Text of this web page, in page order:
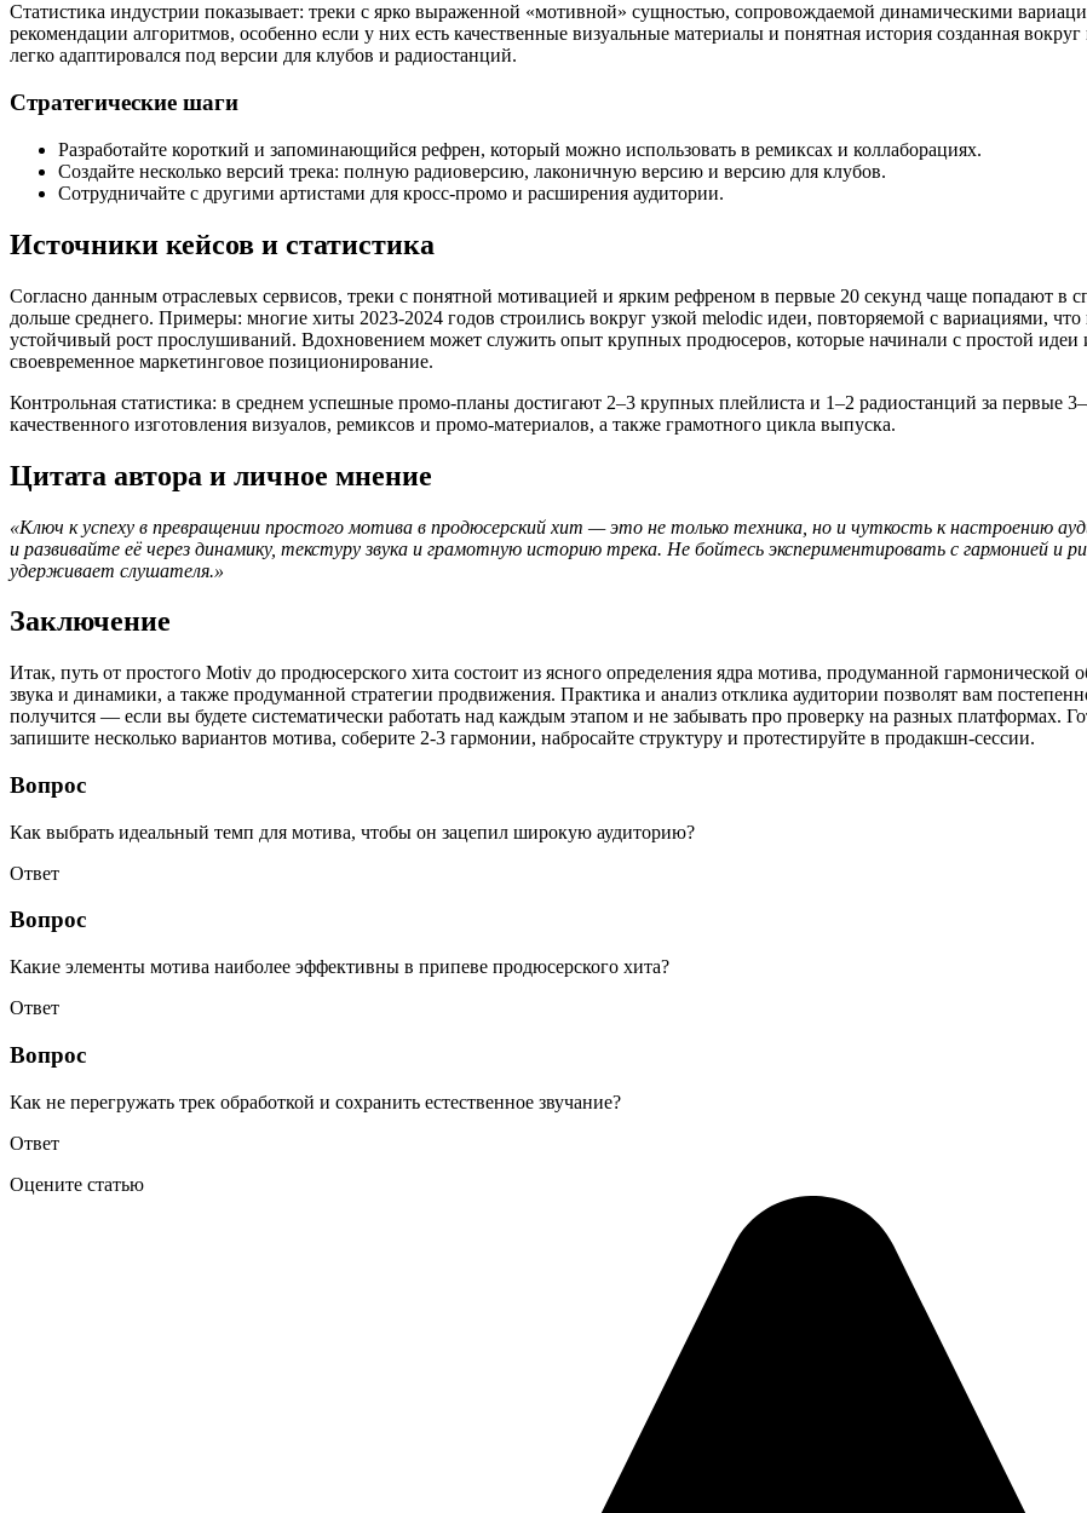
Статистика индустрии показывает: треки с ярко выраженной «мотивной» сущностью, сопровождаемой динамическими
рекомендации алгоритмов, особенно если у них есть качественные визуальные материалы и понятная история созданная
легко адаптировался под версии для клубов и радиостанций.
Стратегические шаги
Разработайте короткий и запоминающийся рефрен, который можно использовать в ремиксах и коллаборациях.
Создайте несколько версий трека: полную радиоверсию, лаконичную версию и версию для клубов.
Сотрудничайте с другими артистами для кросс-промо и расширения аудитории.
Источники кейсов и статистика
Согласно данным отраслевых сервисов, треки с понятной мотивацией и ярким рефреном в первые 20 секунд чаще попадают в
дольше среднего. Примеры: многие хиты 2023-2024 годов строились вокруг узкой melodic идеи, повторяемой с вариациями,
устойчивый рост прослушиваний. Вдохновением может служить опыт крупных продюсеров, которые начинали с простой идеи
своевременное маркетинговое позиционирование.
Контрольная статистика: в среднем успешные промо-планы достигают 2–3 крупных плейлиста и 1–2 радиостанций за первые
качественного изготовления визуалов, ремиксов и промо-материалов, а также грамотного цикла выпуска.
Цитата автора и личное мнение
«Ключ к успеху в превращении простого мотива в продюсерский хит — это не только техника, но и чуткость к настроению
и развивайте её через динамику, текстуру звука и грамотную историю трека. Не бойтесь экспериментировать с гармонией и
удерживает слушателя.»
Заключение
Итак, путь от простого Motiv до продюсерского хита состоит из ясного определения ядра мотива, продуманной
звука и динамики, а также продуманной стратегии продвижения. Практика и анализ отклика аудитории позволят вам
получится — если вы будете систематически работать над каждым этапом и не забывать про проверку на разных платформах.
запишите несколько вариантов мотива, соберите 2-3 гармонии, набросайте структуру и протестируйте в продакшн-сессии.
Вопрос
Как выбрать идеальный темп для мотива, чтобы он зацепил широкую аудиторию?
Ответ
Вопрос
Какие элементы мотива наиболее эффективны в припеве продюсерского хита?
Ответ
Вопрос
Как не перегружать трек обработкой и сохранить естественное звучание?
Ответ
Оцените статью